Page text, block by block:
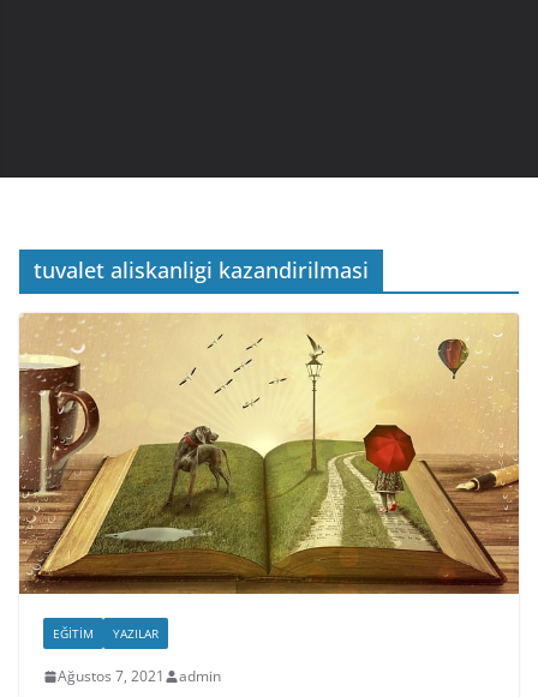
tuvalet aliskanligi kazandirilmasi
EĞITIM YAZILAR
Ağustos 7, 2021 admin